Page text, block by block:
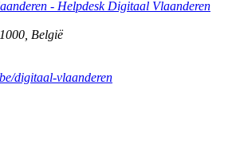
- Helpdesk Digitaal Vlaanderen
1000, België
digitaal-vlaanderen